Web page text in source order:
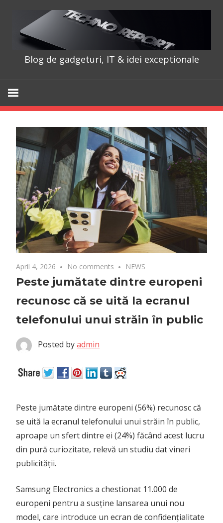
content
Blog de gadgeturi, IT & idei exceptionale
April 4, 2026 No comments NEWS
Peste jumătate dintre europeni
recunosc că se uită la ecranul
telefonului unui străin în public
Posted byadmin
Peste jumătate dintre europeni (56%) recunosc că
se uită la ecranul telefonului unui străin în public,
aproape un sfert dintre ei (24%) făcând acest lucru
din pură curiozitate, relevă un studiu dat vineri
publicității.
Samsung Electronics a chestionat 11.000 de
europeni pentru a susține lansarea unui nou
model, care introduce un ecran de confidențialitate